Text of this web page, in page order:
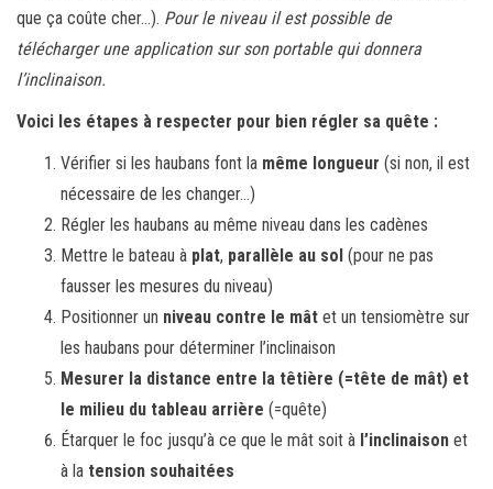
que ça coûte cher…). Pour le niveau il est possible de
télécharger une application sur son portable qui donnera
l’inclinaison.
Voici les étapes à respecter pour bien régler sa quête :
Vérifier si les haubans font la même longueur (si non, il est
nécessaire de les changer…)
Régler les haubans au même niveau dans les cadènes
Mettre le bateau à plat, parallèle au sol (pour ne pas
fausser les mesures du niveau)
Positionner un niveau contre le mât et un tensiomètre sur
les haubans pour déterminer l’inclinaison
Mesurer la distance entre la têtière (=tête de mât) et
le milieu du tableau arrière (=quête)
Étarquer le foc jusqu’à ce que le mât soit à l’inclinaison et
à la tension souhaitées